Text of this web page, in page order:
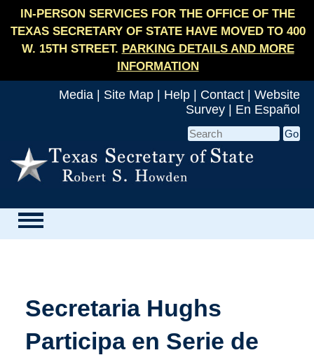
IN-PERSON SERVICES FOR THE OFFICE OF THE
TEXAS SECRETARY OF STATE HAVE MOVED TO 400
W. 15TH STREET. PARKING DETAILS AND MORE
INFORMATION
Media Site Map Help Contact
Website
Survey
En Español
Secretaria Hughs
Participa en Serie de